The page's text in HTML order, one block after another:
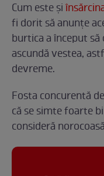
Cum este și
fi dorit să anunțe
burtica a început să
ascundă vestea,
devreme.
Fosta concurentă
că se simte foarte
consideră